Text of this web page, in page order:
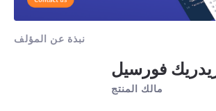
نبذة عن المؤلف
فورسيل
مالك المنتج